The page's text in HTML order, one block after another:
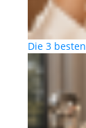
Die 3